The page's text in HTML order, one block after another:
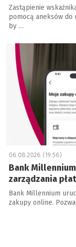
Zastąpienie
pomocą aneksów do
by …
06.08.2026 (19:56)
Bank
zarządzania
Bank Millennium
zakupy online.